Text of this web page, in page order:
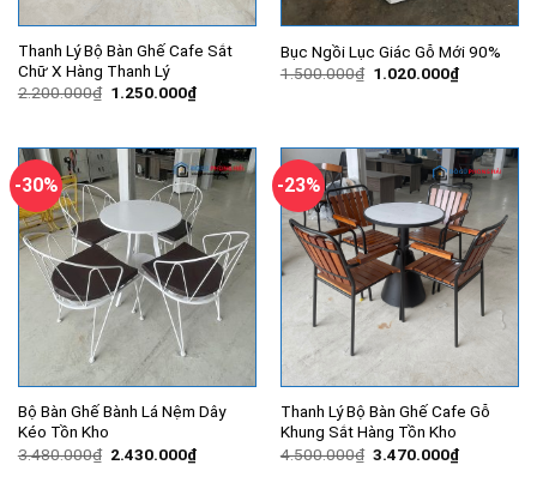
Thanh Lý Bộ Bàn Ghế Cafe Sắt
Chữ X Hàng Thanh Lý
2.200.000₫ Giá
1.250.000₫Giá
hiện
1.250.000₫.
Bục Ngồi Lục Giác Gỗ Mới 90%
1.500.000₫ Giá
1.020.000₫Giá
hiện
-30%
Bộ Bàn Ghế Bành Lá Nệm Dây
Kéo Tồn Kho
3.480.000₫ Giá
2.430.000₫Giá
hiện
-23%
Thanh Lý Bộ Bàn Ghế Cafe Gỗ
Khung Sắt Hàng Tồn Kho
4.500.000₫ Giá
3.470.000₫Giá
hiện